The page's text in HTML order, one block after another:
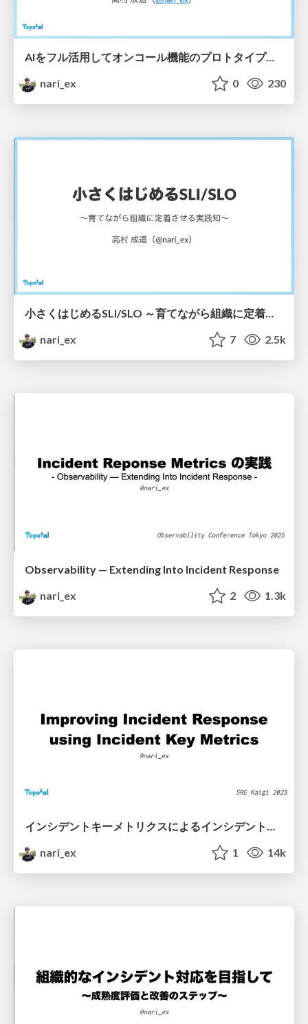
AIをフル活用してオンコール機能のプロトタイプを2日で作った話 / Building an AI-Powered On-Call Prototype in Just Two Days
nari_ex
0 230
小さくはじめるSLI/SLO ～育てながら組織に定着させる実践知～ / Starting Small with SLI/SLOs: Building Adoption Through Continuous Growth
nari_ex
7 2.5k
Observability — Extending Into Incident Response
nari_ex
2 1.3k
インシデントキーメトリクスによるインシデント対応の改善 / Improving Incident Response using Incident Key Metrics
nari_ex
1 14k